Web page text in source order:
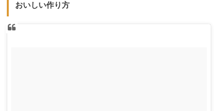
おいしい作り方